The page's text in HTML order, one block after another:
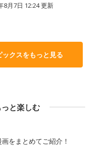
8月7日 12:24更新
クスをもっと見る
と楽しむ
をまとめてご紹介！